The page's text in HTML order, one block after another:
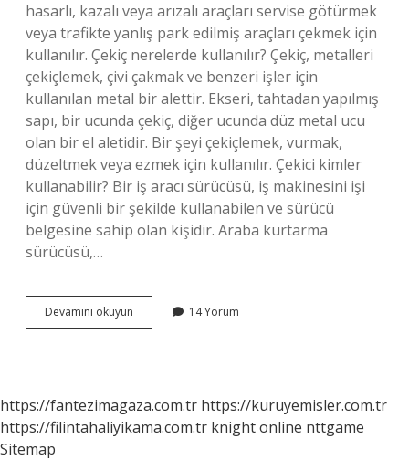
hasarlı, kazalı veya arızalı araçları servise götürmek
veya trafikte yanlış park edilmiş araçları çekmek için
kullanılır. Çekiç nerelerde kullanılır? Çekiç, metalleri
çekiçlemek, çivi çakmak ve benzeri işler için
kullanılan metal bir alettir. Ekseri, tahtadan yapılmış
sapı, bir ucunda çekiç, diğer ucunda düz metal ucu
olan bir el aletidir. Bir şeyi çekiçlemek, vurmak,
düzeltmek veya ezmek için kullanılır. Çekici kimler
kullanabilir? Bir iş aracı sürücüsü, iş makinesini işi
için güvenli bir şekilde kullanabilen ve sürücü
belgesine sahip olan kişidir. Araba kurtarma
sürücüsü,…
Devamını okuyun
Nerede
14 Yorum
https://fantezimagaza.com.tr https://kuruyemisler.com.tr
https://filintahaliyikama.com.tr knight online nttgame
Sitemap